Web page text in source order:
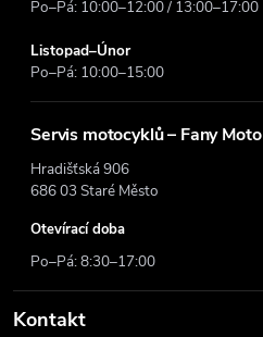
Po–Pá: 10:00–12:00 / 13:00–17:00
Listopad–Únor
Po–Pá: 10:00–15:00
Servis motocyklů – Fany Moto
Hradišťská 906
686 03 Staré Město
Otevírací doba
Po–Pá: 8:30–17:00
Kontakt